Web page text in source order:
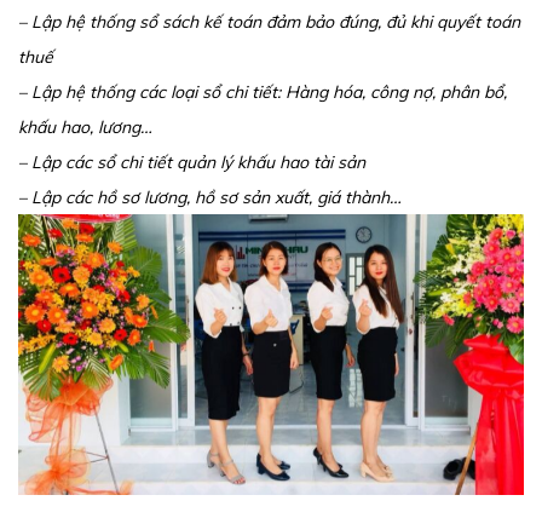
– Lập hệ thống sổ sách kế toán đảm bảo đúng, đủ khi quyết toán
thuế
– Lập hệ thống các loại sổ chi tiết: Hàng hóa, công nợ, phân bổ,
khấu hao, lương…
– Lập các sổ chi tiết quản lý khấu hao tài sản
– Lập các hồ sơ lương, hồ sơ sản xuất, giá thành…